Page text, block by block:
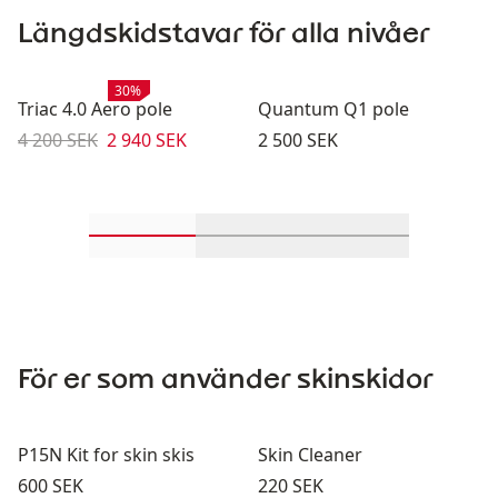
Längdskidstavar för alla nivåer
Rea:
30%
Triac 4.0 Aero pole
Originalpris:
4 200 SEK Reapris:
2 940 SEK
Quantum Q1 pole
Pris:
2 500 SEK
För er som använder skinskidor
P15N Kit for skin skis
Pris:
600 SEK
Skin Cleaner
Pris:
220 SEK